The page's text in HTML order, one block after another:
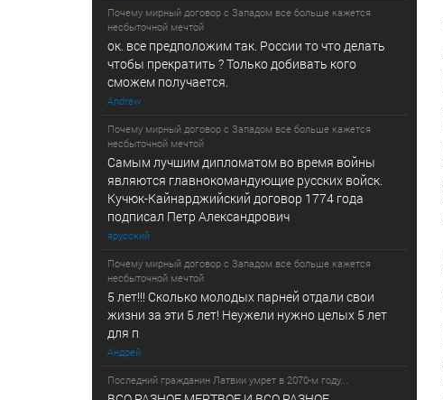
Почему мирный договор с Западом все больше кажется
несбыточной мечтой
ок. все предположим так. России то что делать
чтобы прекратить ? Только добивать кого
сможем получается.
Andrew
Почему мирный договор с Западом все больше кажется
несбыточной мечтой
Самым лучшим дипломатом во время войны
являются главнокомандующие русских войск.
Кучюк-Кайнарджийский договор 1774 года
подписал Петр Александрович
ярусский
Почему мирный договор с Западом все больше кажется
несбыточной мечтой
5 лет!!! Сколько молодых парней отдали свои
жизни за эти 5 лет! Неужели нужно целых 5 лет
для п
Андрей
Последний гражданин Латвии умрет в 2070-м году...